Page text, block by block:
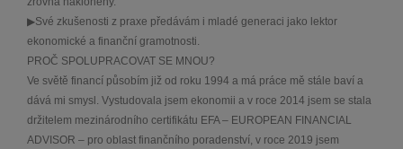
▶Své zkušenosti z praxe předávám i mladé generaci jako lektor
ekonomické a finanční gramotnosti.
PROČ SPOLUPRACOVAT SE MNOU?
Ve světě financí působím již od roku 1994 a má práce mě stále baví a
dává mi smysl. Vystudovala jsem ekonomii a v roce 2014 jsem se stala
držitelem mezinárodního certifikátu EFA – EUROPEAN FINANCIAL
ADVISOR – pro oblast finančního poradenství, v roce 2019 jsem